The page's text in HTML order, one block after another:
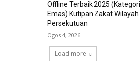
Offline Terbaik 2025 (Kategori
Emas) Kutipan Zakat Wilayah
Persekutuan
Ogos 4, 2026
Load more